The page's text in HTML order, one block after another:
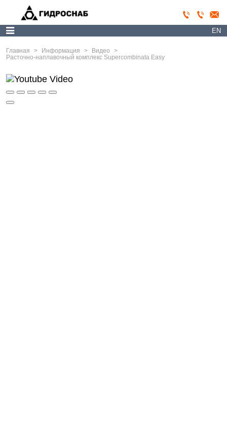
EN
Главная > Информация > Видео
>
Расточно-наплавочный комплекс Supercombinata Easy